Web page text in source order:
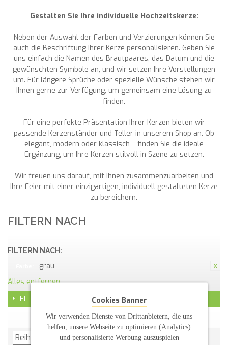
Gestalten Sie Ihre individuelle Hochzeitskerze:
Neben der Auswahl der Farben und Verzierungen können Sie
auch die Beschriftung Ihrer Kerze personalisieren. Geben Sie
uns einfach die Namen des Brautpaares, das Datum und die
gewünschten Symbole an, und wir setzen Ihre Vorstellungen
um. Für längere Sprüche oder spezielle Wünsche stehen wir
Ihnen gerne zur Verfügung, um gemeinsam eine Lösung zu
finden.
Für eine perfekte Präsentation Ihrer Kerzen bieten wir
passende Kerzenständer und Teller in unserem Shop an. Ob
elegant, modern oder klassisch – finden Sie die ideale
Ergänzung, um Ihre Kerzen stilvoll in Szene zu setzen.
Wir freuen uns darauf, mit Ihnen zusammenzuarbeiten und
Ihre Feier mit einer einzigartigen, individuell gestalteten Kerze
zu bereichern.
FILTERN NACH
FILTERN NACH:
grau
Alles entfernen
FILTER Cookies Banner
Wir verwenden Dienste von Drittanbietern, die uns
helfen, unsere Webseite zu optimieren (Analytics)
und personalisierte Werbung auszuspielen